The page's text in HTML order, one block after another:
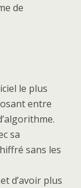
de
le plus
entre
sa
sans les
d’avoir plus